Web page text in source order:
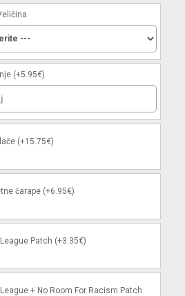
(+5.95€)
(+15.75€)
čarape (+6.95€)
Patch (+3.35€)
+ No Room For Racism Patch